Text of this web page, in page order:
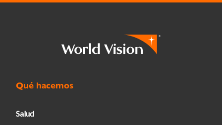
Qué hacemos
Salud